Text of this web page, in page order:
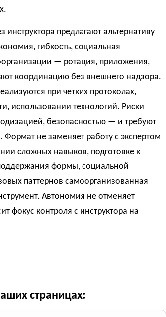
инструктора предлагают альтернативу
гибкость, социальная
— ротация, приложения,
координацию без внешнего надзора.
при четких протоколах,
использовании технологий. Риски
безопасностью — и требуют
не заменяет работу с экспертом
сложных навыков, подготовке к
формы, социальной
паттернов самоорганизованная
Автономия не отменяет
фокус контроля с инструктора на
страницах: